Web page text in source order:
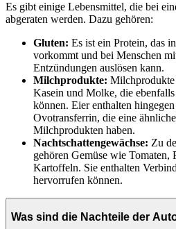
Es gibt einige Lebensmittel, die bei
abgeraten werden. Dazu gehören:
Gluten: Es ist ein Protein, das
vorkommt und bei Menschen
Entzündungen auslösen kann.
Milchprodukte: Milchprodukte
Kasein und Molke, die
können. Eier enthalten
Ovotransferrin, die eine
Milchprodukten haben.
Nachtschattengewächse: Zu
gehören Gemüse wie Tomaten,
Kartoffeln. Sie enthalten
hervorrufen können.
Was sind die Nachteile der